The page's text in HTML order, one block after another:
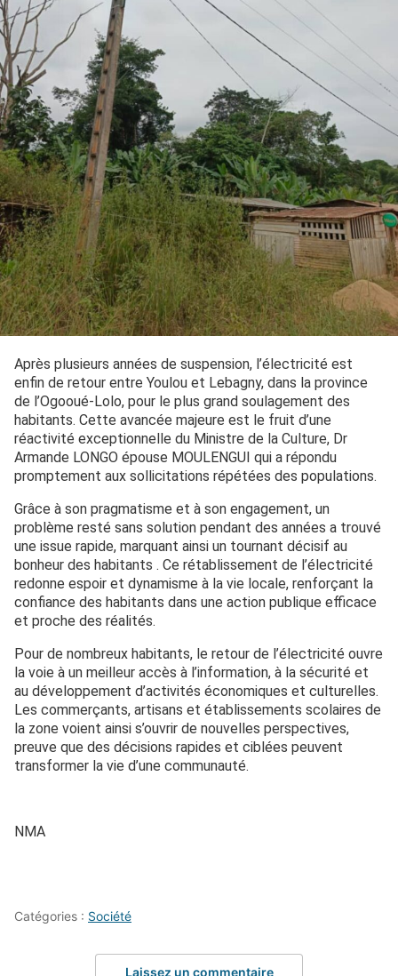
Après plusieurs années de suspension, l’électricité est
enfin de retour entre Youlou et Lebagny, dans la province
de l’Ogooué-Lolo, pour le plus grand soulagement des
habitants. Cette avancée majeure est le fruit d’une
réactivité exceptionnelle du Ministre de la Culture, Dr
Armande LONGO épouse MOULENGUI qui a répondu
promptement aux sollicitations répétées des populations.
Grâce à son pragmatisme et à son engagement, un
problème resté sans solution pendant des années a trouvé
une issue rapide, marquant ainsi un tournant décisif au
bonheur des habitants . Ce rétablissement de l’électricité
redonne espoir et dynamisme à la vie locale, renforçant la
confiance des habitants dans une action publique efficace
et proche des réalités.
Pour de nombreux habitants, le retour de l’électricité ouvre
la voie à un meilleur accès à l’information, à la sécurité et
au développement d’activités économiques et culturelles.
Les commerçants, artisans et établissements scolaires de
la zone voient ainsi s’ouvrir de nouvelles perspectives,
preuve que des décisions rapides et ciblées peuvent
transformer la vie d’une communauté.
NMA
Catégories : Société
Laissez un commentaire